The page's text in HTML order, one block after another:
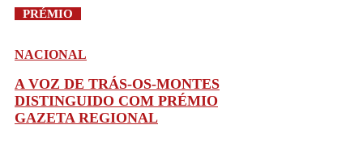
PRÉMIO
NACIONAL
A VOZ DE TRÁS-OS-MONTES
DISTINGUIDO COM PRÉMIO
GAZETA REGIONAL